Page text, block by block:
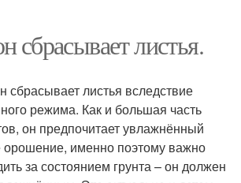
сбрасывает листья.
сбрасывает листья вследствие
режима. Как и большая часть
он предпочитает увлажнённый
орошение, именно поэтому важно
за состоянием грунта – он должен